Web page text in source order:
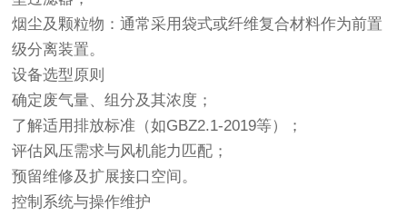
烟尘及颗粒物：通常采用袋式或纤维复合材料作为前置
级分离装置。
设备选型原则
确定废气量、组分及其浓度；
了解适用排放标准（如GBZ2.1-2019等）；
评估风压需求与风机能力匹配；
预留维修及扩展接口空间。
控制系统与操作维护